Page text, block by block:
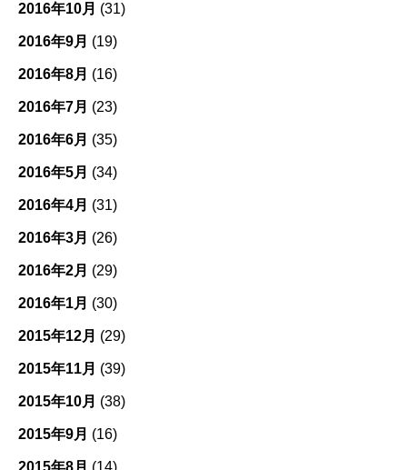
2016年10月 (31)
2016年9月 (19)
2016年8月 (16)
2016年7月 (23)
2016年6月 (35)
2016年5月 (34)
2016年4月 (31)
2016年3月 (26)
2016年2月 (29)
2016年1月 (30)
2015年12月 (29)
2015年11月 (39)
2015年10月 (38)
2015年9月 (16)